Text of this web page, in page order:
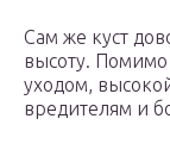
Сам же куст
высоту. Помимо
уходом,
вредителям и